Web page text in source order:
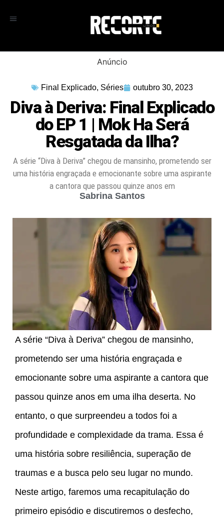
Anúncio
Final Explicado, Séries outubro 30, 2023
Diva à Deriva: Final Explicado
do EP 1 | Mok Ha Será
Resgatada da Ilha?
A série “Diva à Deriva” chegou de mansinho, prometendo ser
uma história engraçada e emocionante sobre uma aspirante
a cantora que passou quinze anos em
Sabrina Santos
A série “Diva à Deriva” chegou de mansinho,
prometendo ser uma história engraçada e
emocionante sobre uma aspirante a cantora que
passou quinze anos em uma ilha deserta. No
entanto, o que surpreendeu a todos foi a
profundidade e complexidade da trama. Essa é
uma história sobre resiliência, superação de
traumas e a busca pelo seu lugar no mundo.
Neste artigo, faremos uma recapitulação do
primeiro episódio e discutiremos o desfecho,